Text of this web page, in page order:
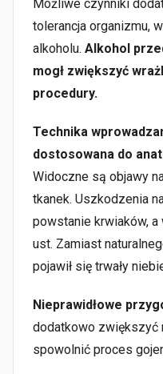
Możliwe czynniki
tolerancja organizmu,
alkoholu. Alkohol
mogł zwiększyć
procedury.
Technika
dostosowana do
Widoczne są objawy
tkanek. Uszkodzenia
powstanie krwiaków,
ust. Zamiast
pojawił się trwały
Nieprawidłowe
dodatkowo zwiększyć
spowolnić proces